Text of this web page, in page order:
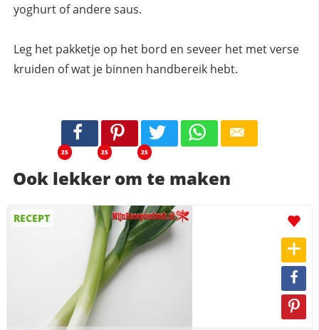
yoghurt of andere saus.
Leg het pakketje op het bord en seveer het met verse
kruiden of wat je binnen handbereik hebt.
25 25 25
Ook lekker om te maken
RECEPT